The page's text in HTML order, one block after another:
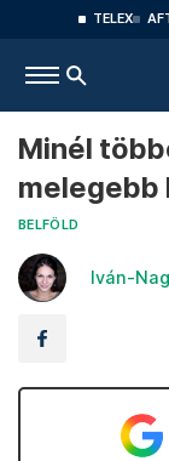
TELEX
Minél
melegebb
BELFÖLD
Iván-